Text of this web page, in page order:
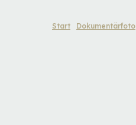
Start Dokumentärfoto